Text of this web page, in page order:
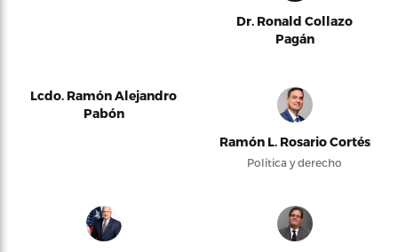
Dr. Ronald Collazo
Pagán
Lcdo. Ramón Alejandro
Pabón
Ramón L. Rosario Cortés
Política y derecho